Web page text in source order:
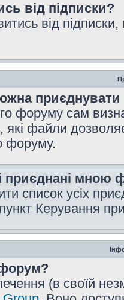
від підписки?
від
форуму сам
файли
форуму.
приєднані мною
список усіх
пункт Керування
(в своїй